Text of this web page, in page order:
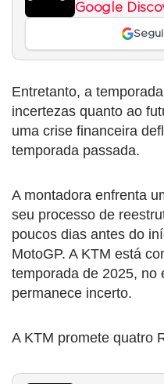
Google
Entretanto, a
incertezas quanto ao
uma crise financeira
temporada passada.
A montadora enfrenta
seu processo de
poucos dias antes do
MotoGP. A KTM está
temporada de 2025, no
permanece incerto.
A KTM promete quatro